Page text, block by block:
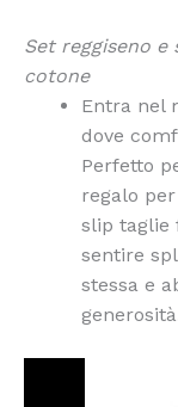
Set reggiseno
cotone
Entra nel
dove
Perfetto
regalo
slip taglie
sentire
stessa e